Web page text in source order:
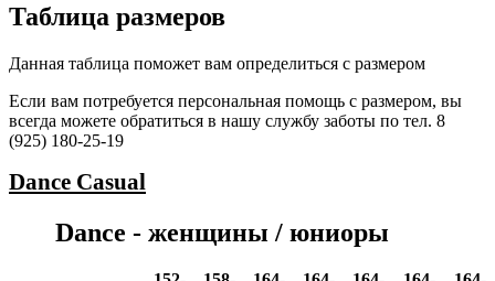
Таблица размеров
Данная таблица поможет вам определиться с размером
Если вам потребуется персональная помощь с размером, вы
всегда можете обратиться в нашу службу заботы по тел. 8
(925) 180-25-19
Dance Casual
Dance - женщины / юниоры